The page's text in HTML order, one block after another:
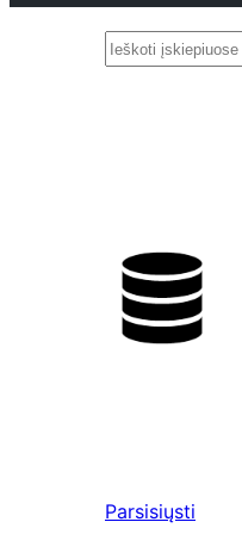
Ieškoti
Parsisiųsti